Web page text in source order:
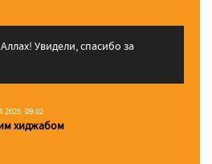
Увидели, спасибо за
09:02
хиджабом